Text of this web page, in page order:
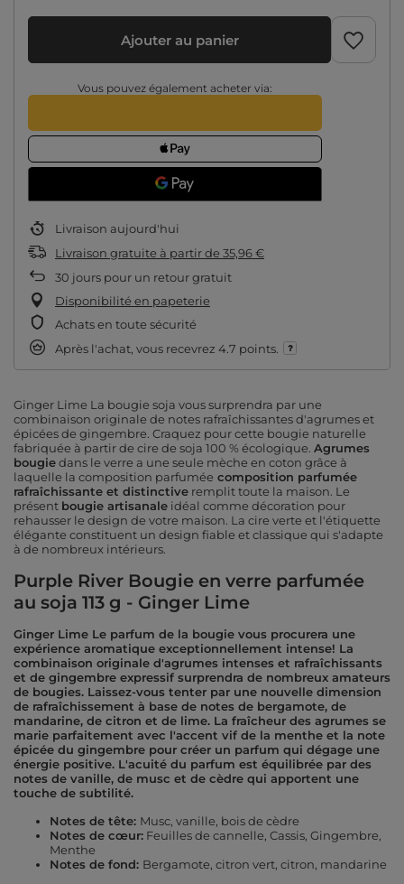
Ajouter au panier
Vous pouvez également acheter via:
Livraison aujourd'hui
Livraison gratuite à partir de 35,96 €
30 jours pour un retour gratuit
Disponibilité en papeterie
Achats en toute sécurité
Après l'achat, vous recevrez 4.7 points.
Ginger Lime La bougie soja vous surprendra par une
combinaison originale de notes rafraîchissantes d'agrumes et
épicées de gingembre. Craquez pour cette bougie naturelle
fabriquée à partir de cire de soja 100 % écologique. Agrumes
bougiedans le verre a une seule mèche en coton grâce à
laquelle la composition parfumée composition parfumée
rafraîchissante et distinctive remplit toute la maison. Le
présent bougie artisanale idéal comme décoration pour
rehausser le design de votre maison. La cire verte et l'étiquette
élégante constituent un design fiable et classique qui s'adapte
à de nombreux intérieurs.
Purple River Bougie en verre parfumée
au soja 113 g - Ginger Lime
Ginger Lime Le parfum de la bougie vous procurera une
expérience aromatique exceptionnellement intense! La
combinaison originale d'agrumes intenses et rafraîchissants
et de gingembre expressif surprendra de nombreux amateurs
de bougies. Laissez-vous tenter par une nouvelle dimension
de rafraîchissement à base de notes de bergamote, de
mandarine, de citron et de lime. La fraîcheur des agrumes se
marie parfaitement avec l'accent vif de la menthe et la note
épicée du gingembre pour créer un parfum qui dégage une
énergie positive. L'acuité du parfum est équilibrée par des
notes de vanille, de musc et de cèdre qui apportent une
touche de subtilité.
Notes de tête: Musc, vanille, bois de cèdre
Notes de cœur: Feuilles de cannelle, Cassis, Gingembre,
Menthe
Notes de fond: Bergamote, citron vert, citron, mandarine